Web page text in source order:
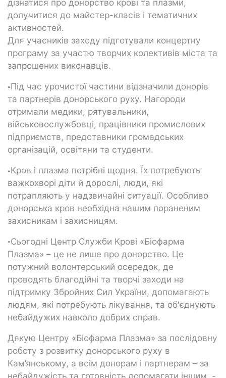
долучитися до майстер-класів і тематичних
активностей.
Для учасників заходу підготували концертну
програму за участю творчих колективів міста та
запрошених виконавців.
▫Під час урочистої частини відзначили донорів
та партнерів донорського руху. Нагороди
отримали медики, рятувальники,
військовослужбовці, працівники промислових
підприємств, представники громадських
організацій, освітяни та студенти.
▫Кров і плазма потрібні щодня. Їх потребують
важкохворі діти й дорослі, люди, які
потрапляють у надзвичайні ситуації. Особливо
донорська кров необхідна нашим пораненим
захисникам і захисницям.
▫Сьогодні Центр Служби Крові «Біофарма
Плазма» – це не лише про донорство. Це
потужний волонтерський осередок, де
проводять благодійні та творчі заходи на
підтримку Збройних Сил України, допомагають
людям, які потребують лікування, та об'єднують
небайдужих навколо добрих справ.
Дякую Центру «Біофарма Плазма» за послідовну
роботу з розвитку донорського руху в
Кам’янському, а всім донорам і партнерам – за
небайдужість та готовність допомагати іншим, -